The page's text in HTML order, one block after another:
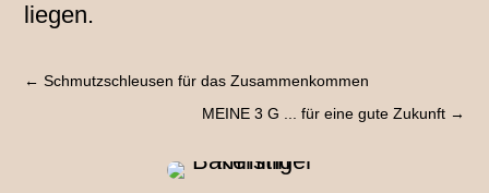
liegen.
←Schmutzschleusen für das Zusammenkommen
MEINE 3 G ... für eine gute Zukunft→